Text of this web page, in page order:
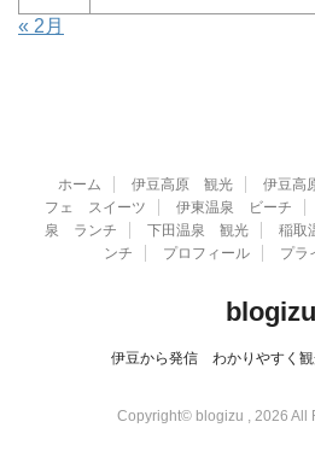
« 2月
ホーム 伊豆高原 観光 伊豆高
フェ スイーツ
伊東温泉 ビーチ
泉 ランチ
下田温泉 観光 稲取
ンチ
プロフィール プラ
blogizu
伊豆から発信 わかりやすく観
Copyright© blogizu , 2026 All